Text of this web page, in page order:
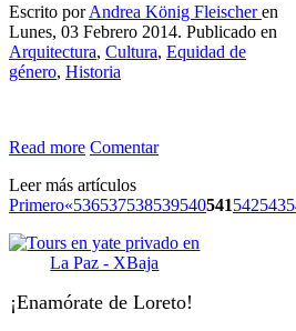
Escrito porAndrea König Fleischeren
Lunes, 03 Febrero 2014. Publicado en
Arquitectura, Cultura, Equidad de
género, Historia
Read more Comentar
Leer más artículos
Primero«536537538539540541542543
¡Enamórate de Loreto!